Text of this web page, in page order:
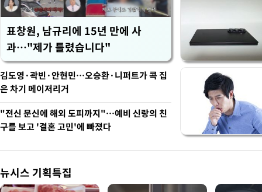
표창원, 남규리에 15년 만에 사
과…"제가 틀렸습니다"
김도영·곽빈·안현민…오승환·니퍼트가 콕 집
은 차기 메이저리거
"전신 문신에 해외 도피까지"…예비 신랑의 친
구를 보고 '결혼 고민'에 빠졌다
뉴시스 기획특집